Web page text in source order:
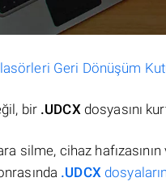
Geri Dönüşüm
bir .UDCXdosyasını
silme, cihaz
.UDCX